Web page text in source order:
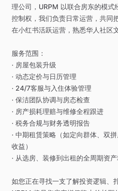
理公司，URPM 以联合房东的模
控制权，我们负责日常运营，共同
在小红书活跃运营，熟悉华人社区
服务范围：
· 房屋包装升级
· 动态定价与日历管理
· 24​/​7客服与入住体验管理
· 保洁团队协调与房态检查
· 房产损耗理赔与维修全程跟进
· 税务合规与财务透明报告
· 中期租赁策略（如定向群体、双
收益）
· 从选房、装修到出租的全周期资
如您正在寻找一支了解投资逻辑、